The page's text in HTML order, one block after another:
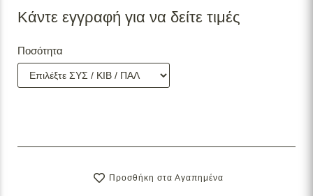
Κάντε εγγραφή για να δείτε τιμές
Ποσότητα
Προσθήκη στα Αγαπημένα